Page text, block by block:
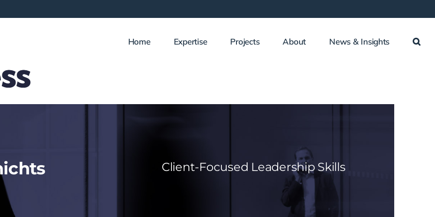
Home Expertise Projects About News & Insights
Client-Focused Leadership Skills